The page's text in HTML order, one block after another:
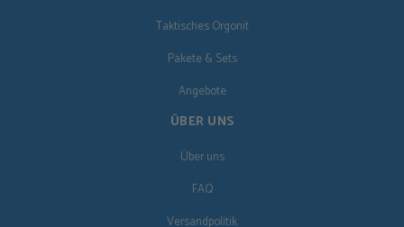
Taktisches Orgonit
Pakete & Sets
Angebote
ÜBER UNS
Über uns
FAQ
Versandpolitik